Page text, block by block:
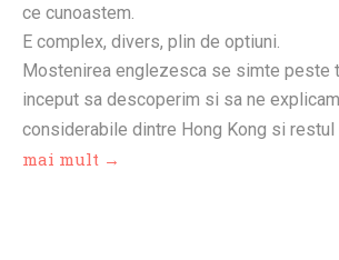
ce cunoastem.
E complex, divers, plin de optiuni.
Mostenirea englezesca se simte peste
inceput sa descoperim si sa ne
considerabile dintre Hong Kong si restul
mai mult →